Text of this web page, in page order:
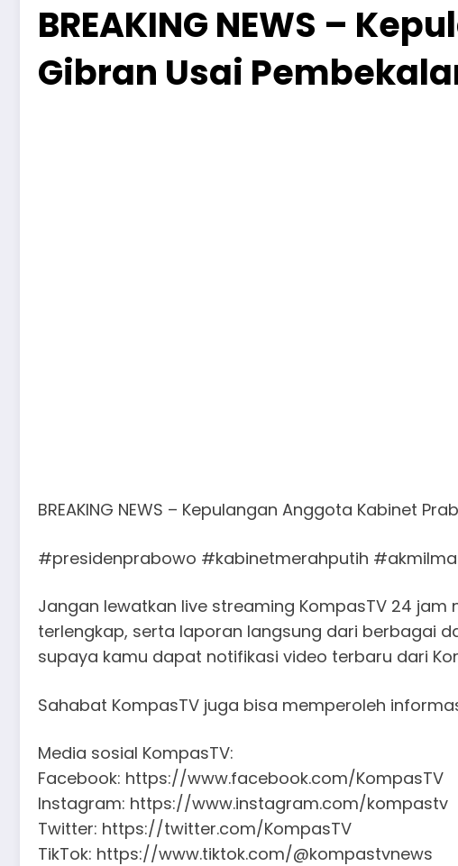
BREAKING NEWS –
Gibran Usai
BREAKING NEWS – Kepulangan Anggota Kabinet
#presidenprabowo #kabinetmerahputih
Jangan lewatkan live streaming KompasTV 24
terlengkap, serta laporan langsung dari berbagai
supaya kamu dapat notifikasi video terbaru dari
Sahabat KompasTV juga bisa memperoleh
Media sosial KompasTV:
Facebook: https://www.facebook.com/KompasTV
Instagram: https://www.instagram.com/kompastv
Twitter: https://twitter.com/KompasTV
TikTok: https://www.tiktok.com/@kompastvnews